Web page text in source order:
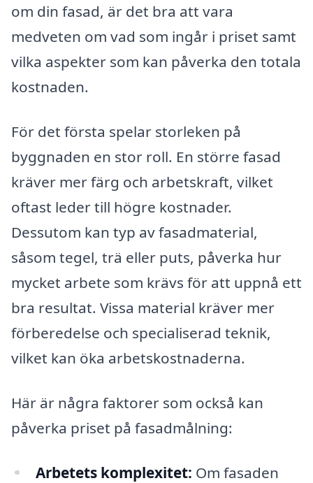
om din fasad, är det bra att vara
medveten om vad som ingår i priset samt
vilka aspekter som kan påverka den totala
kostnaden.
För det första spelar storleken på
byggnaden en stor roll. En större fasad
kräver mer färg och arbetskraft, vilket
oftast leder till högre kostnader.
Dessutom kan typ av fasadmaterial,
såsom tegel, trä eller puts, påverka hur
mycket arbete som krävs för att uppnå ett
bra resultat. Vissa material kräver mer
förberedelse och specialiserad teknik,
vilket kan öka arbetskostnaderna.
Här är några faktorer som också kan
påverka priset på fasadmålning:
Arbetets komplexitet: Om fasaden